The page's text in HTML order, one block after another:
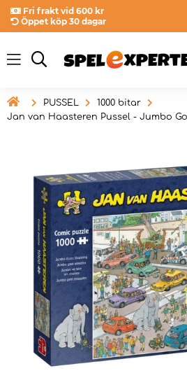
Fri frakt vid 600 kr
Öppet köp 30 dagar
 PUSSEL
1000 bitar
Jan van Haasteren Pussel - Jumbo